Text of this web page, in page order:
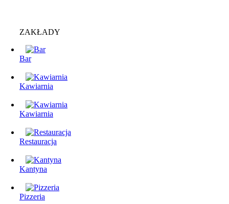
ZAKŁADY
Bar
Kawiarnia
Kawiarnia
Restauracja
Kantyna
Pizzeria